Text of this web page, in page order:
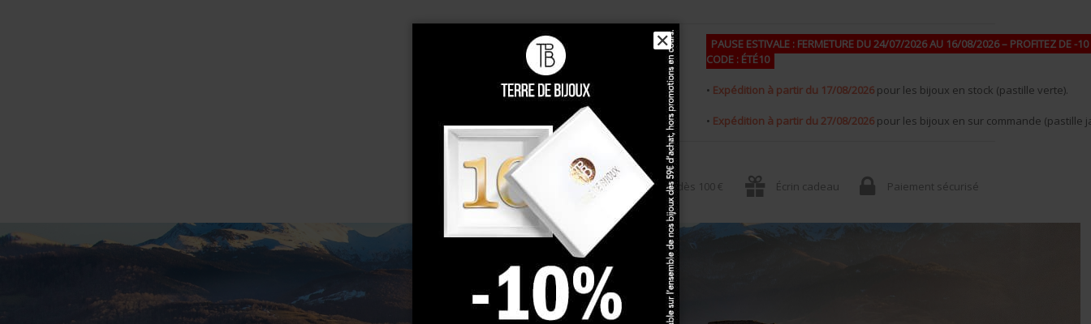
Sur commande
PAUSE ESTIVALE : FERMETURE DU 24/07/2026 AU 16/08/2026 – PROFITEZ DE -
CODE : ÉTÉ10
• Expédition à partir du 17/08/2026pour les bijoux en stock (pastille verte).
• Expédition à partir du 27/08/2026pour les bijoux en sur commande (pastille
Livraison gratuitedès 100 € Écrin cadeau Paiement sécurisé
✕